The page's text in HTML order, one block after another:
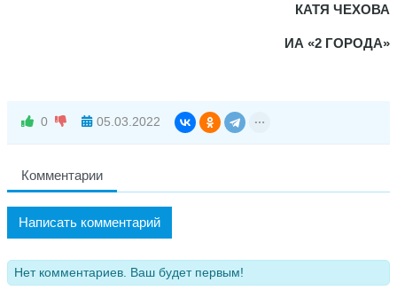
КАТЯ ЧЕХОВА
ИА «2 ГОРОДА»
0 05.03.2022
Комментарии
Написать комментарий
Нет комментариев. Ваш будет первым!